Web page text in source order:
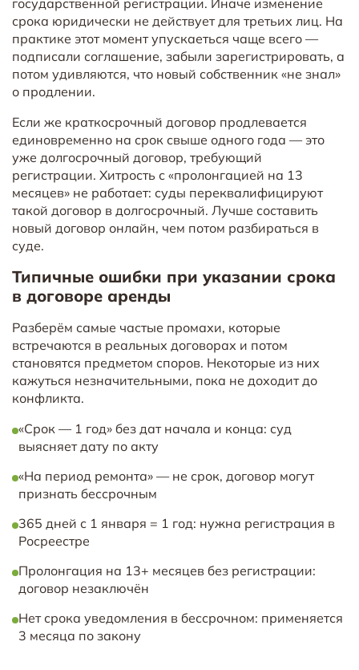
государственной регистрации. Иначе изменение
срока юридически не действует для третьих лиц. На
практике этот момент упускаеться чаще всего —
подписали соглашение, забыли зарегистрировать, а
потом удивляются, что новый собственник «не знал»
о продлении.
Если же краткосрочный договор продлевается
единовременно на срок свыше одного года — это
уже долгосрочный договор, требующий
регистрации. Хитрость с «пролонгацией на 13
месяцев» не работает: суды переквалифицируют
такой договор в долгосрочный. Лучше составить
новый договор онлайн, чем потом разбираться в
суде.
Типичные ошибки при указании срока
в договоре аренды
Разберём самые частые промахи, которые
встречаются в реальных договорах и потом
становятся предметом споров. Некоторые из них
кажуться незначительными, пока не доходит до
конфликта.
«Срок — 1 год» без дат начала и конца: суд
выясняет дату по акту
«На период ремонта» — не срок, договор могут
признать бессрочным
365 дней с 1 января = 1 год: нужна регистрация в
Росреестре
Пролонгация на 13+ месяцев без регистрации:
договор незаключён
Нет срока уведомления в бессрочном: применяется
3 месяца по закону